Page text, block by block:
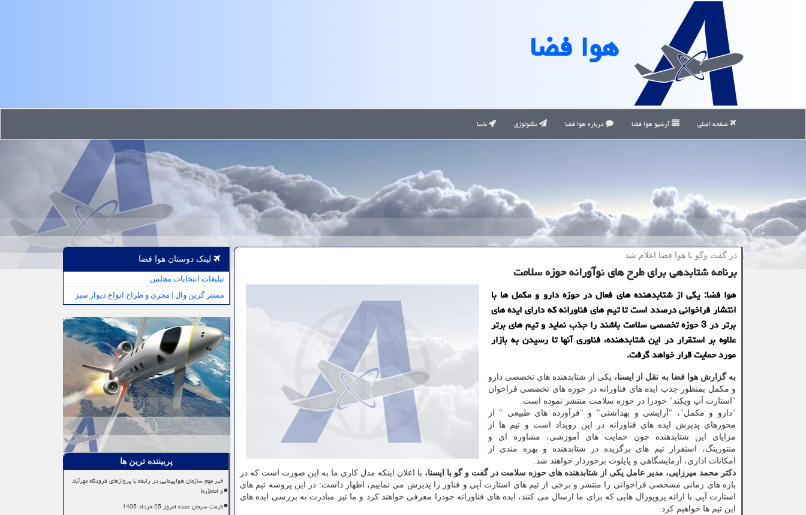
هوا فضا
صفحه اصلی آرشیو هوا فضا درباره هوا فضا تکنولوژی ناسا
در گفت وگو با هوا فضا اعلام شد
برنامه شتابدهی برای طرح های نوآورانه حوزه سلامت
هوا فضا: یکی از شتابدهنده های فعال در حوزه دارو و مکمل ها با
انتشار فراخوانی درصدد است تا تیم های فناورانه که دارای ایده های
برتر در 3 حوزه تخصصی سلامت باشند را جذب نماید و تیم های برتر
علاوه بر استقرار در این شتابدهنده، فناوری آنها تا رسیدن به بازار
مورد حمایت قرار خواهد گرفت.
به گزارش هوا فضا به نقل از ایسنا، یکی از شتابدهنده های تخصصی دارو
و مکمل بمنظور جذب ایده های فناورانه در حوزه های تخصصی فراخوان
"استارت آپ ویکند" خودرا در حوزه سلامت منتشر نموده است.
"دارو و مکمل"، "آرایشی و بهداشتی" و "فرآورده های طبیعی " از
محورهای پذیرش ایده های فناورانه در این رویداد است و تیم ها از
مزایای این شتابدهنده چون حمایت های آموزشی، مشاوره ای و
منتورینگ، استقرار تیم های برگزیده در شتابدهنده و بهره مندی از
امکانات اداری، آزمایشگاهی و پایلوت برخوردار خواهند شد.
دکتر محمد میرزایی، مدیر عامل یکی از شتابدهنده های حوزه سلامت در گفت و گو با ایسنا، با اعلان اینکه مدل کاری ما به این صورت است که در
بازه های زمانی مشخصی فراخوانی را منتشر و برخی از تیم های استارت آپی و فناور را پذیرش می نماییم، اظهار داشت: در این پروسه تیم های
استارت آپی با ارائه پروپوزال هایی که برای ما ارسال می کنند، ایده های فناورانه خودرا معرفی خواهند کرد و ما نیز مبادرت به بررسی ایده های
این تیم ها خواهیم کرد.
لینک دوستان هوا فضا
تبلیغات انتخابات مجلس
مستر گرین وال | مجری و طراح انواع دیوار سبز
پربیننده ترین ها
خبر مهم سازمان هواپیمایی در رابطه با پروازهای فرودگاه مهرآباد
و امام(ره)
قیمت سیمان عمده امروز 25 خرداد 1405